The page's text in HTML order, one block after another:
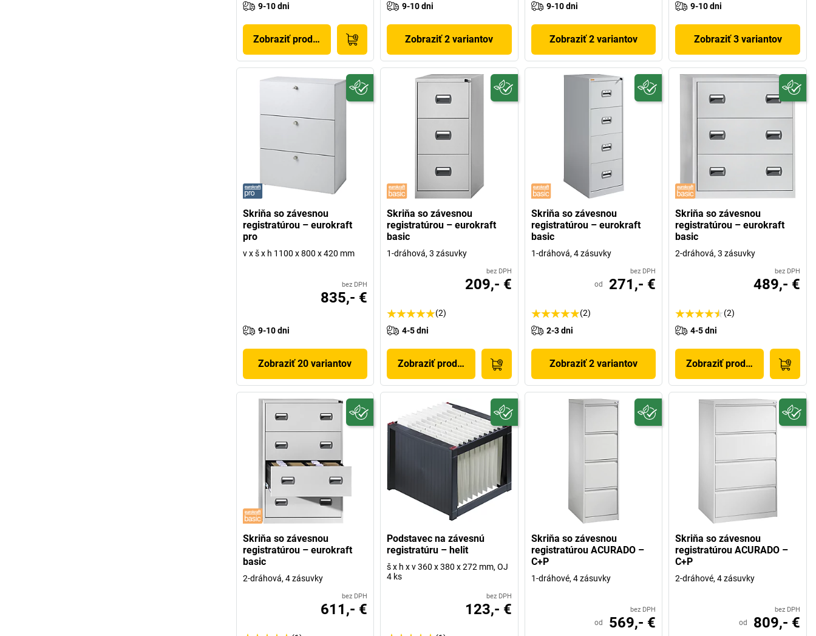
9-10 dni
Zobraziť produkt
9-10 dni
Zobraziť 2 variantov
9-10 dni
Zobraziť 2 variantov
9-10 dni
Zobraziť 3 variantov
Skriňa so závesnou
registratúrou – eurokraft
pro
v x š x h 1100 x 800 x 420 mm
bez DPH
835,- €
9-10 dni
Zobraziť 20 variantov
Skriňa so závesnou
registratúrou – eurokraft
basic
1-dráhová, 3 zásuvky
bez DPH
209,- €
(2)
4-5 dni
Zobraziť produkt
Skriňa so závesnou
registratúrou – eurokraft
basic
1-dráhová, 4 zásuvky
bez DPH
od 271,- €
(2)
2-3 dni
Zobraziť 2 variantov
Skriňa so závesnou
registratúrou – eurokraft
basic
2-dráhová, 3 zásuvky
bez DPH
489,- €
(2)
4-5 dni
Zobraziť produkt
Skriňa so závesnou
registratúrou – eurokraft
basic
2-dráhová, 4 zásuvky
bez DPH
611,- €
Podstavec na závesnú
registratúru – helit
š x h x v 360 x 380 x 272 mm, OJ
4 ks
bez DPH
123,- €
Skriňa so závesnou
registratúrou ACURADO –
C+P
1-dráhové, 4 zásuvky
bez DPH
od 569,- €
Skriňa so závesnou
registratúrou ACURADO –
C+P
2-dráhové, 4 zásuvky
bez DPH
od 809,- €